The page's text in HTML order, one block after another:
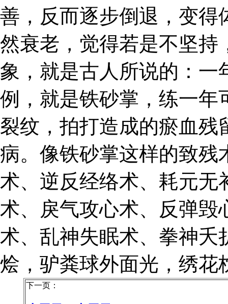
善，反而逐步倒退，变得
然衰老，觉得若是不坚持
象，就是古人所说的：一
例，就是铁砂掌，练一年
裂纹，拍打造成的瘀血
病。像铁砂掌这样的致残
术、逆反经络术、耗元无
术、戾气攻心术、反弹毁
术、乱神失眠术、拳神夭
烩，驴粪球外面光，绣花
下一页：